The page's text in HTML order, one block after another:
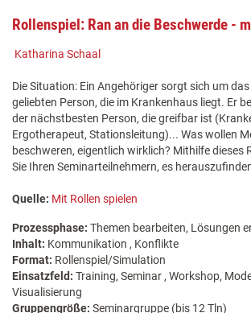
Rollenspiel: Ran an die Beschwerde -
Katharina Schaal
Die Situation: Ein Angehöriger sorgt sich um
geliebten Person, die im Krankenhaus liegt. Er
der nächstbesten Person, die greifbar ist
Ergotherapeut, Stationsleitung)... Was wollen
beschweren, eigentlich wirklich? Mithilfe dieses
Sie Ihren Seminarteilnehmern, es
Quelle: Mit Rollen spielen
Prozessphase: Themen bearbeiten, Lösungen
Inhalt: Kommunikation , Konflikte
Format: Rollenspiel/Simulation
Einsatzfeld: Training, Seminar , Workshop,
Visualisierung
Gruppengröße: Seminargruppe (bis 12 Tln)